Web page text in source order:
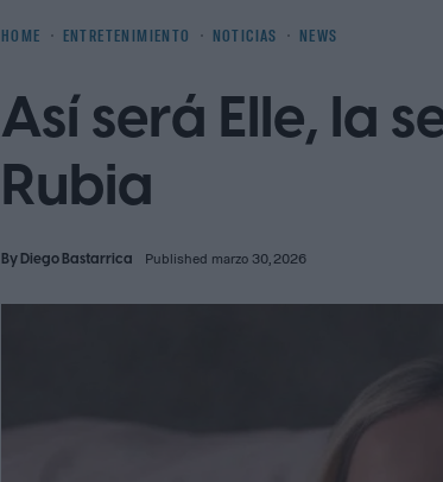
HOME ENTRETENIMIENTO NOTICIAS NEWS
Así será Elle, la
Rubia
ByDiego Bastarrica Published marzo 30, 2026